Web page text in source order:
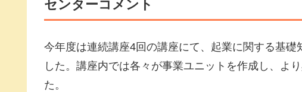
センターコメント
今年度は連続講座4回の講座にて、起業に関する基
した。講座内では各々が事業ユニットを作成し、よ
た。